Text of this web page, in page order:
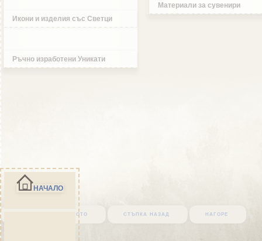
Икони и изделия със Светци
Ръчно изработени Уникати
Материали за сувенири
върни се в началото стъпка назад нагоре
НАЧАЛО